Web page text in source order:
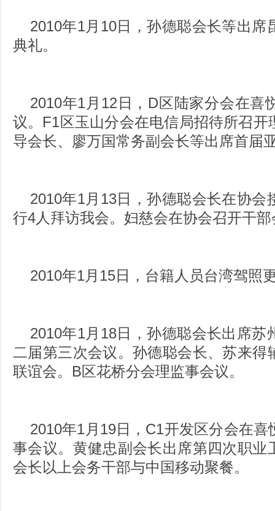
2010年1月10日，孙德聪会长等出席
典礼。
2010年1月12日，D区陆家分会在喜
议。F1区玉山分会在电信局招待所召开
导会长、廖万国常务副会长等出席首届
2010年1月13日，孙德聪会长在协会
行4人拜访我会。妇慈会在协会召开干
2010年1月15日，台籍人员台湾驾照
2010年1月18日，孙德聪会长出席苏
二届第三次会议。孙德聪会长、苏来得
联谊会。B区花桥分会理监事会议。
2010年1月19日，C1开发区分会在
事会议。黄健忠副会长出席第四次职业
会长以上会务干部与中国移动聚餐。